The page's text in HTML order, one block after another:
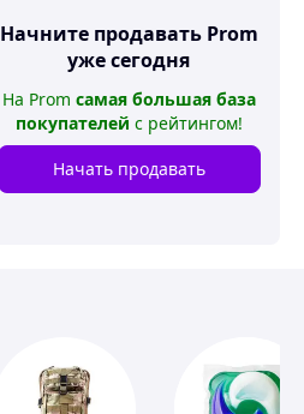
Начните продавать Prom
уже сегодня
На Prom самая большая база
покупателей с рейтингом!
Начать продавать